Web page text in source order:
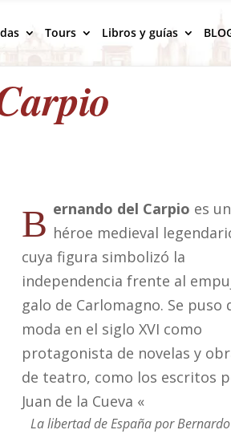
Tours Libros y guías
B ernando del Carpio es un
héroe medieval
cuya figura simbolizó la
independencia frente al
galo de Carlomagno. Se puso
moda en el siglo XVI como
protagonista de novelas y
de teatro, como los escritos
Juan de la Cueva «
La libertad de España por